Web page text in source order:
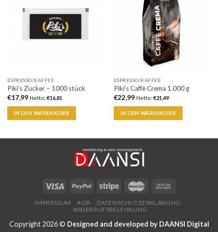
ESPRESSO/KAFFEE
Piki’s Zucker – 1000 stück
€17,99 Netto: €16,81
IN DEN WARENKORB
ESPRESSO/KAFFEE
Piki’s Caffè Crema 1.000 g
€22,99 Netto: €21,49
IN DEN WARENKORB
IMPRESSUM AGB
DATENSCHUTZERKLÄRUNG
WIDERRUFSBELEHRUNG
Copyright 2026 © Designed and developed by DAANSI Digital